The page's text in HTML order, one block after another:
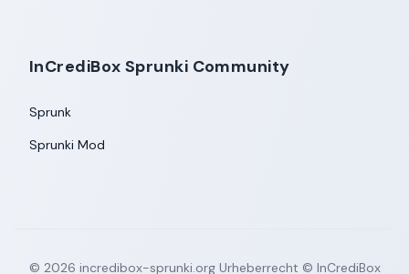
InCrediBox Sprunki Community
Sprunk
Sprunki Mod
© 2026 incredibox-sprunki.org Urheberrecht © InCrediBox